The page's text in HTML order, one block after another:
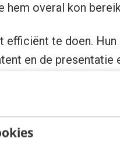
hem overal kon
efficiënt te doen.
en de presentatie
Vervolgens
zijn intrede en met
altijd online en